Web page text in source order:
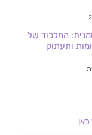
המלכוד של
ותעתוק